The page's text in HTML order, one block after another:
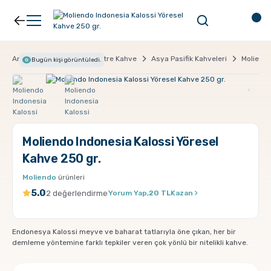
Geri Dön
Kahve
Filtre Kahve
Nespresso Uyumlu Kapsül Kahve
Geri Dön
Ekipman
Filtreler
Chemex
Anasayfa Kahve Filtre Kahve Asya Pasifik Kahveleri
Bugün kişi görüntüledi.
Moliendo Indonesia Kalossi Yöresel
Kahve 250 gr.
Moliendo ürünleri
5.02 değerlendirmeYorum Yap,20 TLKazan
Endonesya Kalossi meyve ve baharat tatlarıyla öne çıkan, her bir
demleme yöntemine farklı tepkiler veren çok yönlü bir nitelikli kahve.